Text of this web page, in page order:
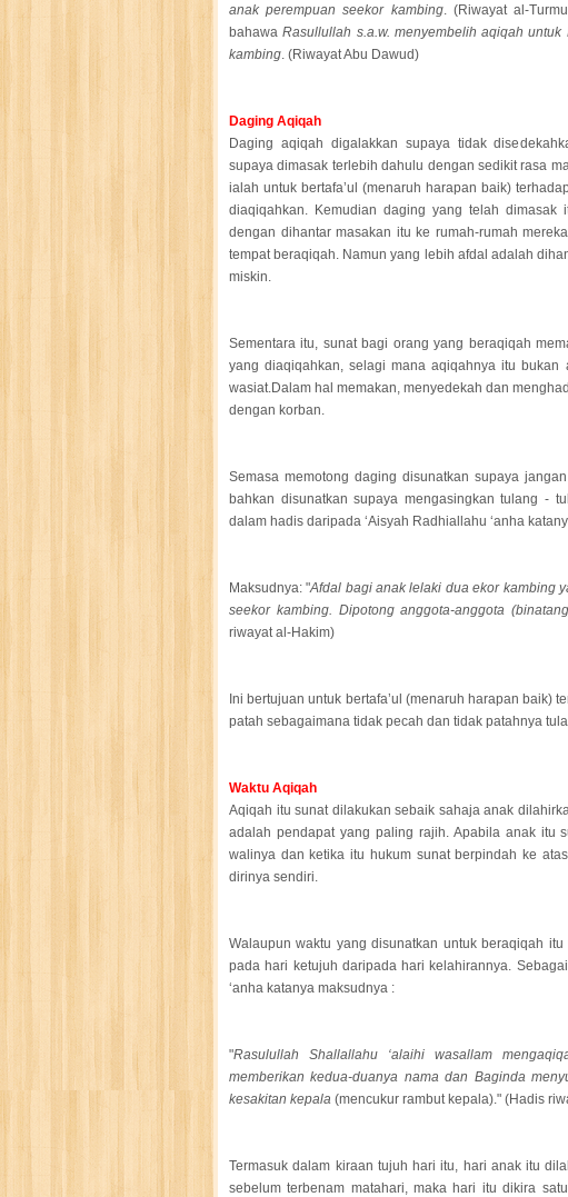
anak perempuan seekor kambing. (Riwayat al-
bahawaRasullullah s.a.w. menyembelih aqiqah
kambing. (Riwayat Abu Dawud)
Daging Aqiqah
Daging aqiqah digalakkan supaya tidak
supaya dimasak terlebih dahulu dengan sedikit rasa
ialah untuk bertafa’ul (menaruh harapan baik)
diaqiqahkan. Kemudian daging yang telah
dengan dihantar masakan itu ke rumah-rumah
tempat beraqiqah. Namun yang lebih afdal adalah
miskin.
Sementara itu, sunat bagi orang yang beraqiqah
yang diaqiqahkan, selagi mana aqiqahnya itu
wasiat.Dalam hal memakan, menyedekah dan
dengan korban.
Semasa memotong daging disunatkan supaya
bahkan disunatkan supaya mengasingkan tulang -
dalam hadis daripada ‘Aisyah Radhiallahu ‘anha
Maksudnya: "Afdal bagi anak lelaki dua ekor kambing
seekor kambing. Dipotong anggota-anggota
riwayat al-Hakim)
Ini bertujuan untuk bertafa’ul (menaruh harapan baik)
patah sebagaimana tidak pecah dan tidak patahnya
Waktu Aqiqah
Aqiqah itu sunat dilakukan sebaik sahaja anak
adalah pendapat yang paling rajih. Apabila anak itu
walinya dan ketika itu hukum sunat berpindah ke
dirinya sendiri.
Walaupun waktu yang disunatkan untuk beraqiqah
pada hari ketujuh daripada hari kelahirannya.
‘anha katanya maksudnya :
"Rasulullah Shallallahu ‘alaihi wasallam
memberikan kedua-duanya nama dan Baginda
kesakitan kepala (mencukur rambut kepala)." (Hadis
Termasuk dalam kiraan tujuh hari itu, hari anak itu
sebelum terbenam matahari, maka hari itu dikira